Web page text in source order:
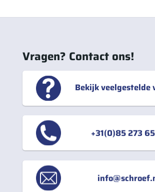
Vragen? Contact ons!
Bekijk veelgestelde
+31(0)85 273